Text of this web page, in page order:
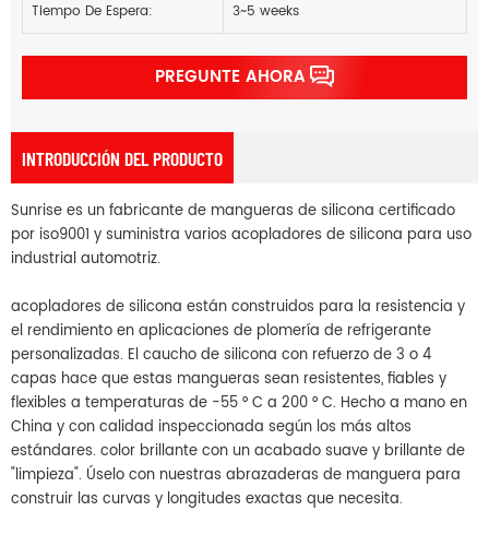
Tiempo De Espera: 3~5 weeks
PREGUNTE AHORA
INTRODUCCIÓN DEL PRODUCTO
Sunrise es un fabricante de mangueras de silicona certificado
por iso9001 y suministra varios acopladores de silicona para uso
industrial automotriz.
acopladores de silicona están construidos para la resistencia y
el rendimiento en aplicaciones de plomería de refrigerante
personalizadas. El caucho de silicona con refuerzo de 3 o 4
capas hace que estas mangueras sean resistentes, fiables y
flexibles a temperaturas de -55 ° C a 200 ° C. Hecho a mano en
China y con calidad inspeccionada según los más altos
estándares. color brillante con un acabado suave y brillante de
"limpieza". Úselo con nuestras abrazaderas de manguera para
construir las curvas y longitudes exactas que necesita.